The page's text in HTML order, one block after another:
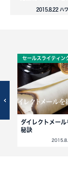
2015.8.22 ハワ
セールスライティン
ダイレクトメー
秘訣